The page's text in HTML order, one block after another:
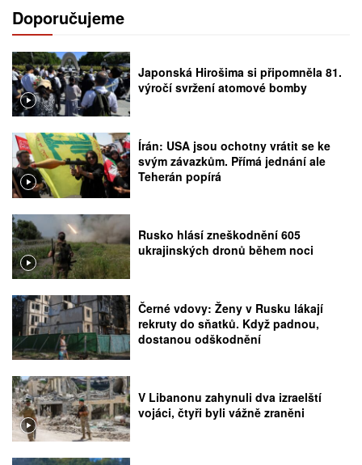
Doporučujeme
Japonská Hirošima si připomněla 81.
výročí svržení atomové bomby
Írán: USA jsou ochotny vrátit se ke
svým závazkům. Přímá jednání ale
Teherán popírá
Rusko hlásí zneškodnění 605
ukrajinských dronů během noci
Černé vdovy: Ženy v Rusku lákají
rekruty do sňatků. Když padnou,
dostanou odškodnění
V Libanonu zahynuli dva izraelští
vojáci, čtyři byli vážně zraněni